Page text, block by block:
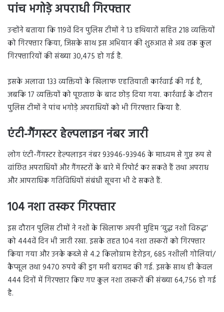
पांच भगोड़े अपराधी गिरफ्तार
उन्होंने बताया कि 119वें दिन पुलिस टीमों ने 13 हथियारों सहित 218 व्यक्तियों
को गिरफ्तार किया, जिसके साथ इस अभियान की शुरुआत से अब तक कुल
गिरफ्तारियों की संख्या 30,475 हो गई है.
इसके अलावा 133 व्यक्तियों के खिलाफ एहतियाती कार्रवाई की गई है,
जबकि 17 व्यक्तियों को पूछताछ के बाद छोड़ दिया गया. कार्रवाई के दौरान
पुलिस टीमों ने पांच भगोड़े अपराधियों को भी गिरफ्तार किया है.
एंटी-गैंगस्टर हेल्पलाइन नंबर जारी
लोग एंटी-गैंगस्टर हेल्पलाइन नंबर 93946-93946 के माध्यम से गुप्त रूप से
वांछित अपराधियों और गैंगस्टरों के बारे में रिपोर्ट कर सकते हैं तथा अपराध
और आपराधिक गतिविधियों संबंधी सूचना भी दे सकते हैं.
104 नशा तस्कर गिरफ्तार
इस दौरान पुलिस टीमों ने नशों के खिलाफ अपनी मुहिम ‘युद्ध नशों विरुद्ध’
को 444वें दिन भी जारी रखा. इसके तहत 104 नशा तस्करों को गिरफ्तार
किया गया और उनके कब्जे से 4.2 किलोग्राम हेरोइन, 685 नशीली गोलियां/
कैप्सूल तथा 9470 रुपये की ड्रग मनी बरामद की गई. इसके साथ ही केवल
444 दिनों में गिरफ्तार किए गए कुल नशा तस्करों की संख्या 64,756 हो गई
है.